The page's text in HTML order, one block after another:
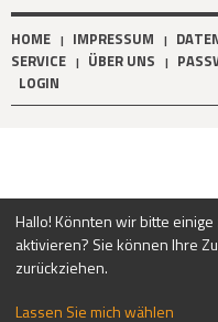
HOME | IMPRESSUM |
SERVICE | ÜBER UNS |
LOGIN
Hallo! Könnten wir bitte
aktivieren? Sie können Ihre
zurückziehen.
Lassen Sie mich wählen